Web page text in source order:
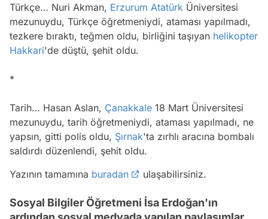
Türkçe… Nuri Akman, Erzurum Atatürk Üniversitesi
mezunuydu, Türkçe öğretmeniydi, ataması yapılmadı,
tezkere bıraktı, teğmen oldu, birliğini taşıyan helikopter
Hakkari'de düştü, şehit oldu.
*
Tarih… Hasan Aslan, Çanakkale 18 Mart Üniversitesi
mezunuydu, tarih öğretmeniydi, ataması yapılmadı, ne
yapsın, gitti polis oldu, Şırnak'ta zırhlı aracına bombalı
saldırdı düzenlendi, şehit oldu.
Yazının tamamına buradan ulaşabilirsiniz.
Sosyal Bilgiler Öğretmeni İsa Erdoğan'ın